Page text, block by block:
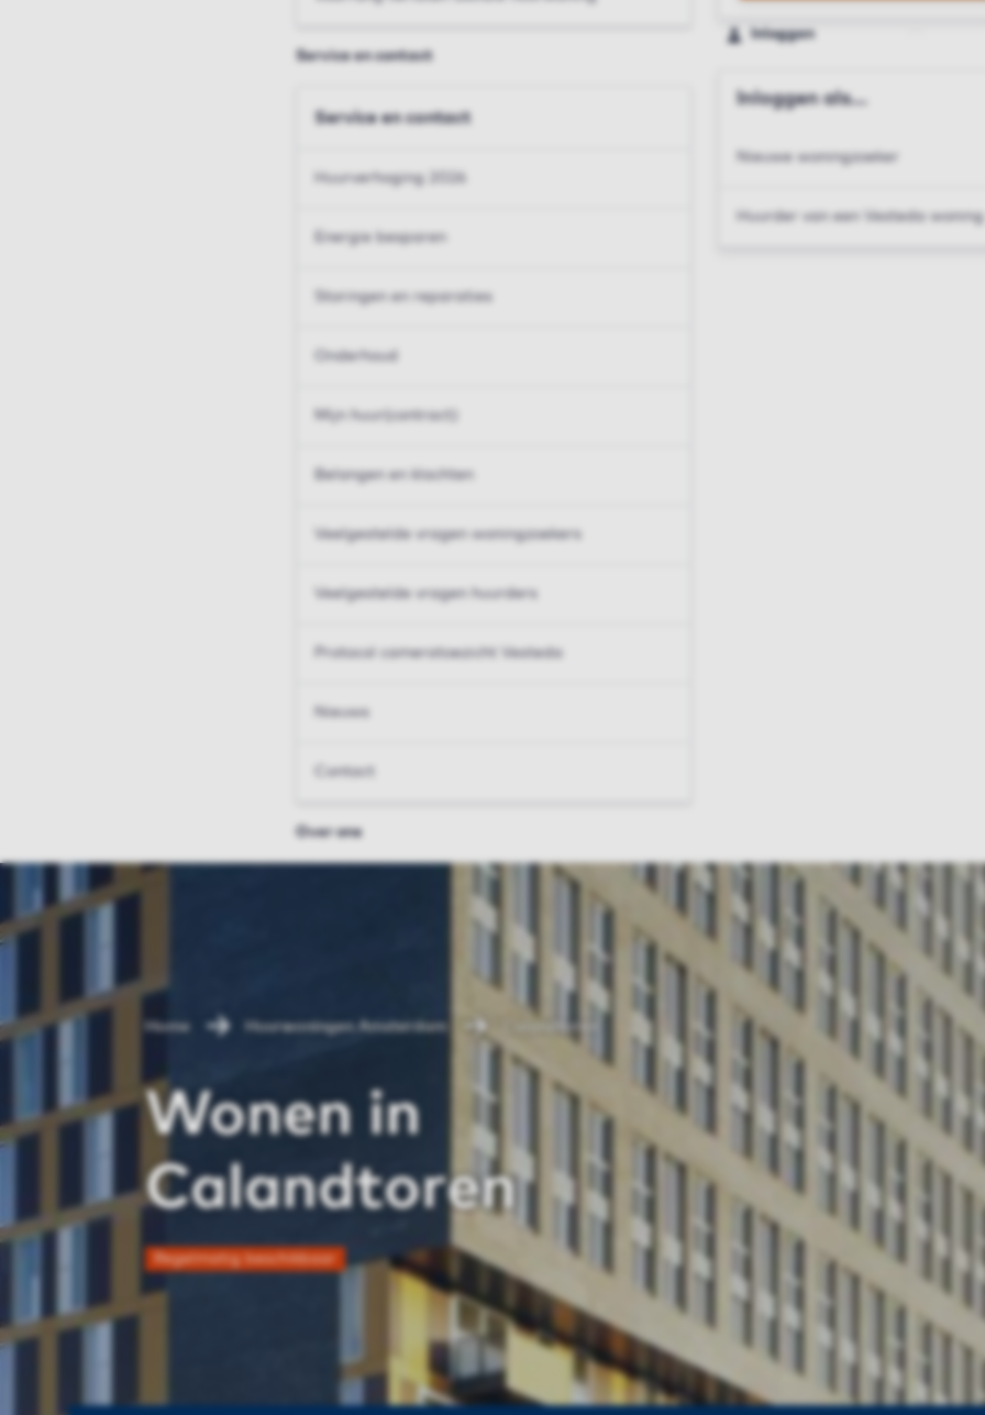
Service en contact
Service en contact
Huurverhoging 2026
Energie besparen
Storingen en reparaties
Onderhoud
Mijn huur(contract)
Belangen en klachten
Veelgestelde vragen woningzoekers
Veelgestelde vragen huurders
Protocol cameratoezicht Vesteda
Nieuws
Contact
Over ons
Inloggen
Inloggen als...
Nieuwe woningzoeker
Huurder van een Vesteda woning
Home Huurwoningen Amsterdam Calandtoren
Wonen in
Calandtoren
Regelmatig beschikbaar